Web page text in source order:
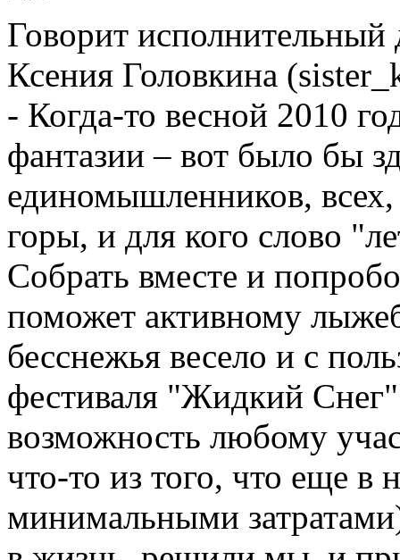
Говорит
Ксения Головкина
- Когда-то весной 2010
фантазии – вот было бы
единомышленников,
горы, и для кого слово
Собрать вместе и
поможет активному
бесснежья весело и с
фестиваля "Жидкий
возможность любому
что-то из того, что еще в
минимальными